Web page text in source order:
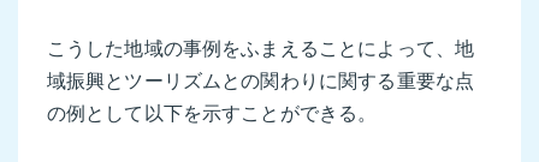
こうした地域の事例をふまえることによって、地
域振興とツーリズムとの関わりに関する重要な点
の例として以下を示すことができる。